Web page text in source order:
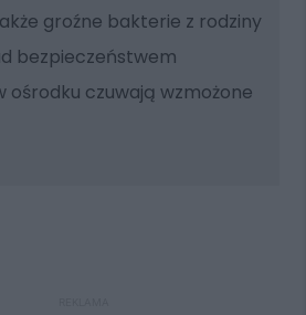
groźne bakterie z rodziny
bezpieczeństwem
ośrodku czuwają wzmożone